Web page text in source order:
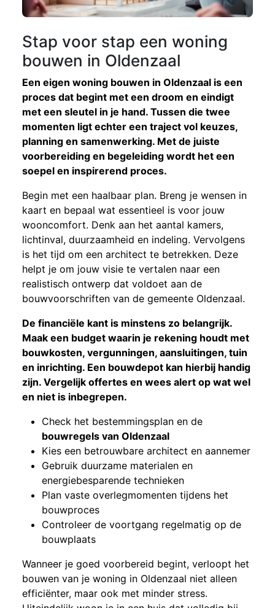
Stap voor stap een woning
bouwen in Oldenzaal
Een eigen woning bouwen in Oldenzaal is een
proces dat begint met een droom en eindigt
met een sleutel in je hand. Tussen die twee
momenten ligt echter een traject vol keuzes,
planning en samenwerking. Met de juiste
voorbereiding en begeleiding wordt het een
soepel en inspirerend proces.
Begin met een haalbaar plan. Breng je wensen in
kaart en bepaal wat essentieel is voor jouw
wooncomfort. Denk aan het aantal kamers,
lichtinval, duurzaamheid en indeling. Vervolgens
is het tijd om een architect te betrekken. Deze
helpt je om jouw visie te vertalen naar een
realistisch ontwerp dat voldoet aan de
bouwvoorschriften van de gemeente Oldenzaal.
De financiële kant is minstens zo belangrijk.
Maak een budget waarin je rekening houdt met
bouwkosten, vergunningen, aansluitingen, tuin
en inrichting. Een bouwdepot kan hierbij handig
zijn. Vergelijk offertes en wees alert op wat wel
en niet is inbegrepen.
Check het bestemmingsplan en de
bouwregels van Oldenzaal
Kies een betrouwbare architect en aannemer
Gebruik duurzame materialen en
energiebesparende technieken
Plan vaste overlegmomenten tijdens het
bouwproces
Controleer de voortgang regelmatig op de
bouwplaats
Wanneer je goed voorbereid begint, verloopt het
bouwen van je woning in Oldenzaal niet alleen
efficiënter, maar ook met minder stress.